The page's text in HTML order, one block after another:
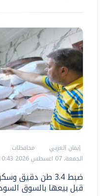
إيمان العربي
محافظات
الجمعة، 07 اغسطس 2026 10:43 ص
ضبط 3.4 طن دقيق
قبل بيعها بالسوق